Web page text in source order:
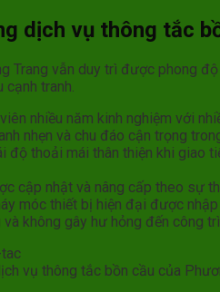
dịch vụ thông tắc
Trang vẫn duy trì được phong
cạnh tranh.
nhiều năm kinh nghiệm với
nhẹn và chu đáo cận trọng
độ thoải mái thân thiện khi giao
cập nhật và nâng cấp theo sự
móc thiết bị hiện đại được
không gây hư hỏng đến công
vụ thông tắc bồn cầu của